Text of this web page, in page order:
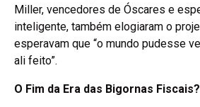
Miller, vencedores de Óscares e
inteligente, também elogiaram o
esperavam que “o mundo pudesse
ali feito”.
O Fim da Era das Bigornas Fiscais?